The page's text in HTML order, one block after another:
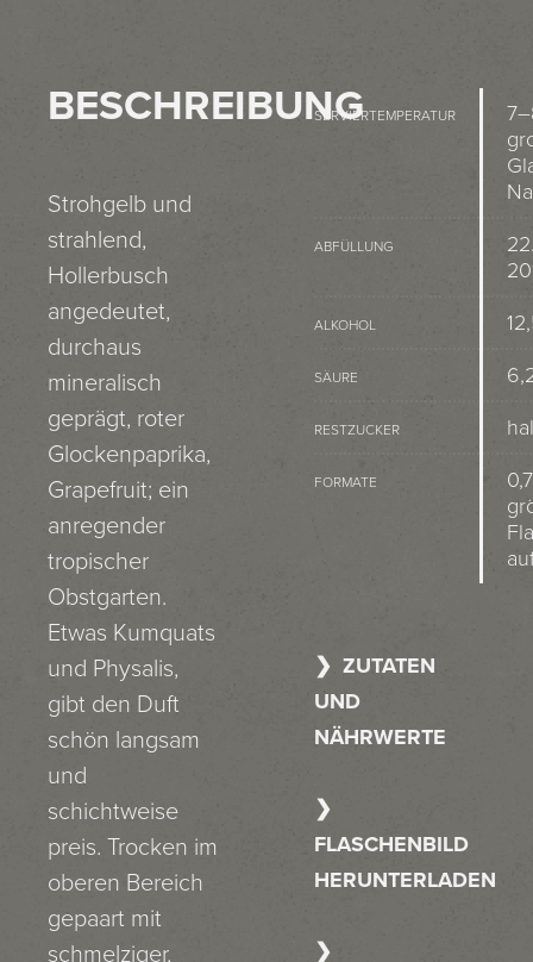
BESCHREIBUNG
Strohgelb und
strahlend,
Hollerbusch
angedeutet,
durchaus
mineralisch
geprägt, roter
Glockenpaprika,
Grapefruit; ein
anregender
tropischer
Obstgarten.
Etwas Kumquats
und Physalis,
gibt den Duft
schön langsam
und
schichtweise
preis. Trocken im
oberen Bereich
gepaart mit
schmelziger,
SERVIERTEMPERATUR
ABFÜLLUNG
ALKOHOL
SÄURE
RESTZUCKER
FORMATE
ZUTATEN
UND
NÄHRWERTE
FLASCHENBILD
HERUNTERLADEN